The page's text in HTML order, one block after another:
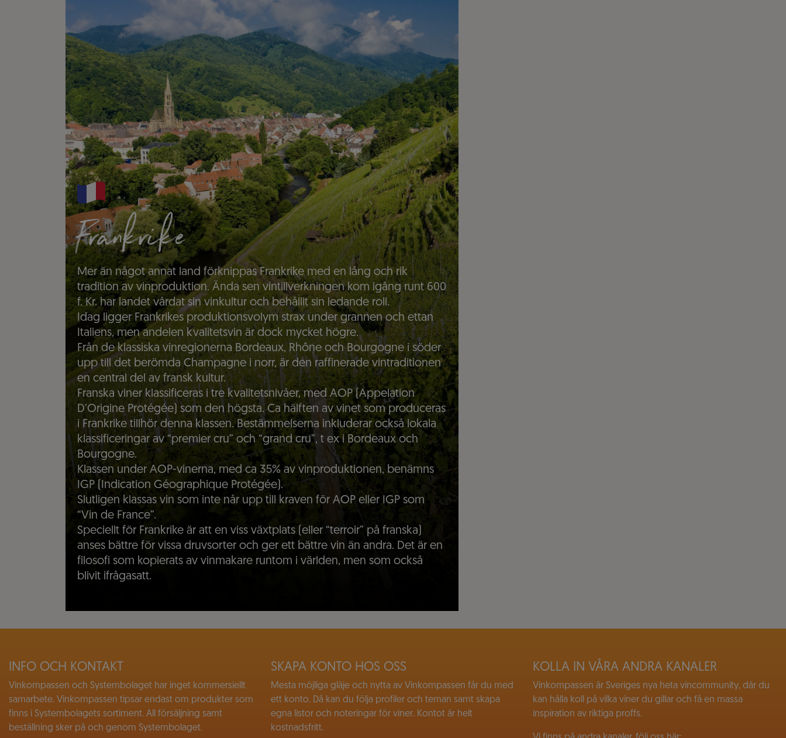
Frankrike
Mer än något annat land förknippas Frankrike med en lång och rik
tradition av vinproduktion. Ända sen vintillverkningen kom igång runt 600
f. Kr. har landet vårdat sin vinkultur och behållit sin ledande roll.
Idag ligger Frankrikes produktionsvolym strax under grannen och ettan
Italiens, men andelen kvalitetsvin är dock mycket högre.
Från de klassiska vinregionerna Bordeaux, Rhône och Bourgogne i söder
upp till det berömda Champagne i norr, är den raffinerade vintraditionen
en central del av fransk kultur.
Franska viner klassificeras i tre kvalitetsnivåer, med AOP (Appelation
D’Origine Protégée) som den högsta. Ca hälften av vinet som produceras
i Frankrike tillhör denna klassen. Bestämmelserna inkluderar också lokala
klassificeringar av “premier cru” och “grand cru”, t ex i Bordeaux och
Bourgogne.
Klassen under AOP-vinerna, med ca 35% av vinproduktionen, benämns
IGP (Indication Géographique Protégée).
Slutligen klassas vin som inte når upp till kraven för AOP eller IGP som
“Vin de France”.
Speciellt för Frankrike är att en viss växtplats (eller “terroir” på franska)
anses bättre för vissa druvsorter och ger ett bättre vin än andra. Det är en
filosofi som kopierats av vinmakare runtom i världen, men som också
blivit ifrågasatt.
INFO OCH KONTAKT
Vinkompassen och Systembolaget har inget kommersiellt
samarbete. Vinkompassen tipsar endast om produkter som
finns i Systembolagets sortiment. All försäljning samt
beställning sker på och genom Systembolaget.
SKAPA KONTO HOS OSS
Mesta möjliga gläje och nytta av Vinkompassen får du med
ett konto. Då kan du följa profiler och teman samt skapa
egna listor och noteringar för viner. Kontot är helt
kostnadsfritt.
KOLLA IN VÅRA ANDRA KANALER
Vinkompassen är Sveriges nya heta vincommunity, där du
kan hålla koll på vilka viner du gillar och få en massa
inspiration av riktiga proffs.